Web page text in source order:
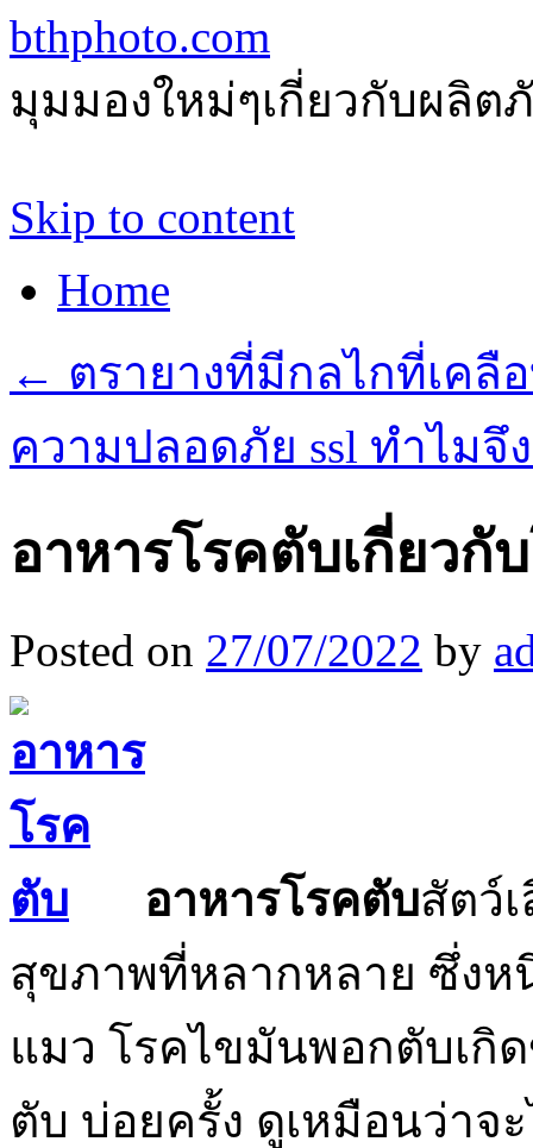
bthphoto.com
มุมมองใหม่ๆเกี่ยวกับผลิ
Skip to content
Home
← ตรายางที่มีกลไกที่เคลื
ความปลอดภัย ssl ทำไม
อาหารโรคตับเกี่ยวกั
Posted on 27/07/2022 by
อาหารโรคตับสัตว์
สุขภาพที่หลากหลาย ซึ่ง
แมว โรคไขมันพอกตับเกิ
ตับ บ่อยครั้ง ดูเหมือนว่าจ